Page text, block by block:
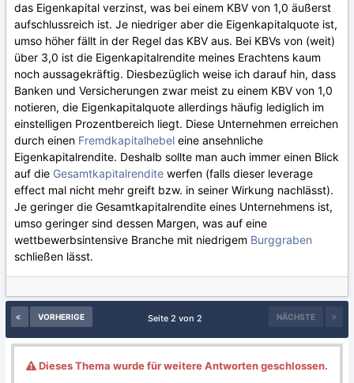
das Eigenkapital verzinst, was bei einem KBV von 1,0 äußerst
aufschlussreich ist. Je niedriger aber die Eigenkapitalquote ist,
umso höher fällt in der Regel das KBV aus. Bei KBVs von (weit)
über 3,0 ist die Eigenkapitalrendite meines Erachtens kaum
noch aussagekräftig. Diesbezüglich weise ich darauf hin, dass
Banken und Versicherungen zwar meist zu einem KBV von 1,0
notieren, die Eigenkapitalquote allerdings häufig lediglich im
einstelligen Prozentbereich liegt. Diese Unternehmen erreichen
durch einen Fremdkapitalhebel eine ansehnliche
Eigenkapitalrendite. Deshalb sollte man auch immer einen Blick
auf die Gesamtkapitalrendite werfen (falls dieser leverage
effect mal nicht mehr greift bzw. in seiner Wirkung nachlässt).
Je geringer die Gesamtkapitalrendite eines Unternehmens ist,
umso geringer sind dessen Margen, was auf eine
wettbewerbsintensive Branche mit niedrigem Burggraben
schließen lässt.
VORHERIGE NÄCHSTE
Seite 2 von 2
Dieses Thema wurde für weitere Antworten geschlossen.